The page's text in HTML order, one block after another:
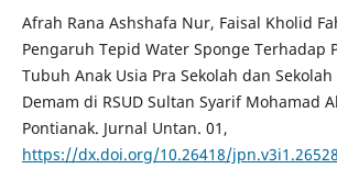
Afrah Rana Ashshafa Nur, Faisal Kholid
Pengaruh Tepid Water Sponge Terhadap
Tubuh Anak Usia Pra Sekolah dan
Demam di RSUD Sultan Syarif Mohamad
Pontianak. Jurnal Untan. 01,
https://dx.doi.org/10.26418/jpn.v3i1.26528